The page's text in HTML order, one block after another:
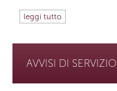
leggi tutto
AVVISI DI SERVIZIO